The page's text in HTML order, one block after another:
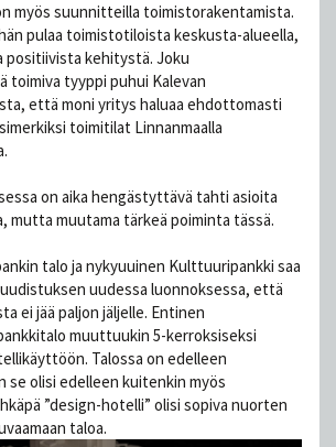
myös suunnitteilla toimistorakentamista.
pulaa toimistotiloista keskusta-alueella,
positiivista kehitystä. Joku
toimiva tyyppi puhui Kalevan
että moni yritys haluaa ehdottomasti
toimitilat Linnanmaalla
on aika hengästyttävä tahti asioita
mutta muutama tärkeä poiminta tässä.
talo ja nykyuuinen Kulttuuripankki saa
uudessa luonnoksessa, että
ei jää paljon jäljelle. Entinen
muuttuukin 5-kerroksiseksi
Talossa on edelleen
olisi edelleen kuitenkin myös
”design-hotelli” olisi sopiva nuorten
taloa.